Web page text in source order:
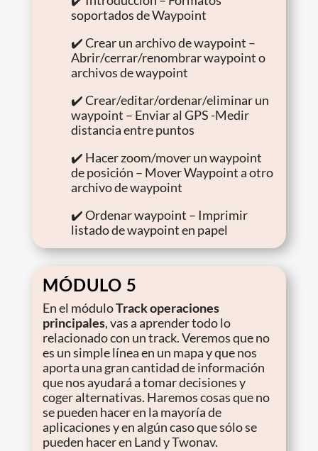
soportados de Waypoint
✔️ Crear un archivo de waypoint –
Abrir/cerrar/renombrar waypoint o
archivos de waypoint
✔️ Crear/editar/ordenar/eliminar un
waypoint – Enviar al GPS -Medir
distancia entre puntos
✔️ Hacer zoom/mover un waypoint
de posición – Mover Waypoint a otro
archivo de waypoint
✔️ Ordenar waypoint – Imprimir
listado de waypoint en papel
MÓDULO 5
En el móduloTrack operaciones
principales, vas a aprender todo lo
relacionado con un track. Veremos que no
es un simple línea en un mapa y que nos
aporta una gran cantidad de información
que nos ayudará a tomar decisiones y
coger alternativas. Haremos cosas que no
se pueden hacer en la mayoría de
aplicaciones y en algún caso que sólo se
pueden hacer en Land y Twonav.